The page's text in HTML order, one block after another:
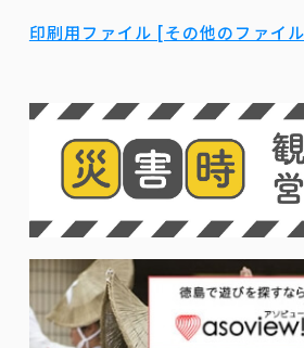
印刷用ファイル [その他のファイ